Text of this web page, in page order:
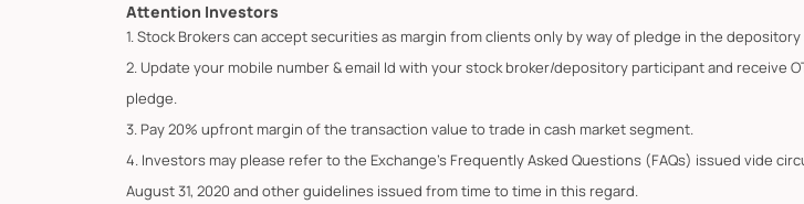
Attention Investors
1. Stock Brokers can accept securities as margin from clients only by way of pledge in the depository
2. Update your mobile number & email Id with your stock broker/depository participant and receive
pledge.
3. Pay 20% upfront margin of the transaction value to trade in cash market segment.
4. Investors may please refer to the Exchange's Frequently Asked Questions (FAQs) issued vide
August 31, 2020 and other guidelines issued from time to time in this regard.